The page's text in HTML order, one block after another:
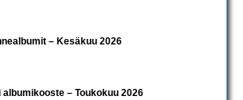
– Kesäkuu 2026
albumikooste – Toukokuu 2026